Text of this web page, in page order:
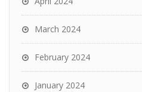
March 2024
February 2024
January 2024